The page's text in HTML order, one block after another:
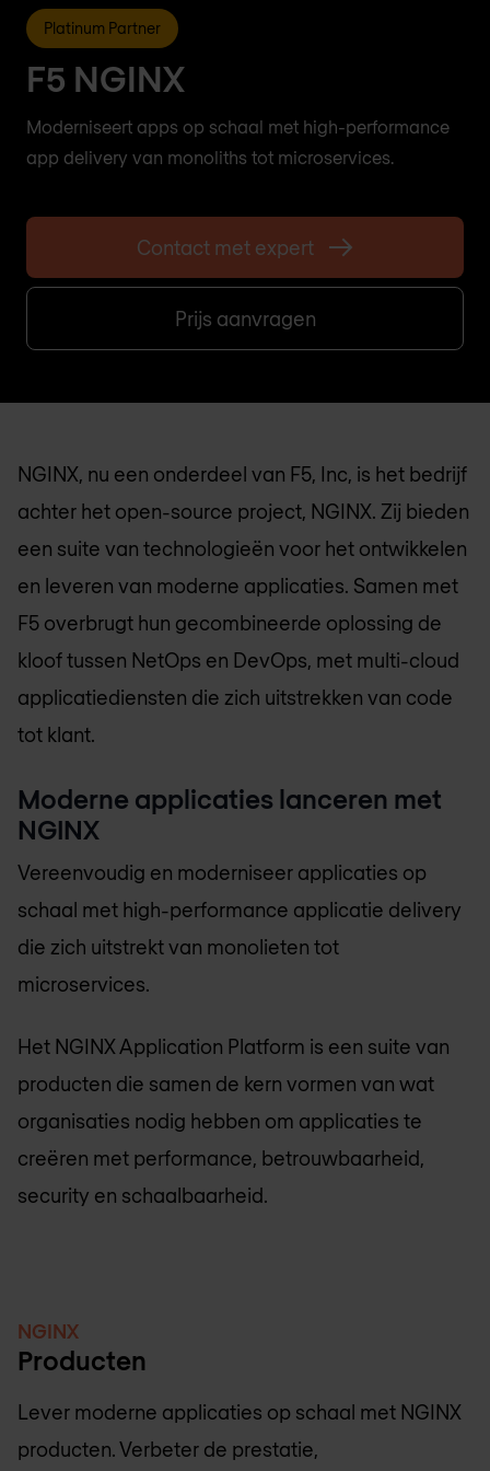
Platinum Partner
F5 NGINX
Moderniseert apps op schaal met high-performance
app delivery van monoliths tot microservices.
Contact met expert
Prijs aanvragen
NGINX, nu een onderdeel van F5, Inc, is het bedrijf
achter het open-source project, NGINX. Zij bieden
een suite van technologieën voor het ontwikkelen
en leveren van moderne applicaties. Samen met
F5 overbrugt hun gecombineerde oplossing de
kloof tussen NetOps en DevOps, met multi-cloud
applicatiediensten die zich uitstrekken van code
tot klant.
Moderne applicaties lanceren met
NGINX
Vereenvoudig en moderniseer applicaties op
schaal met high-performance applicatie delivery
die zich uitstrekt van monolieten tot
microservices.
Het NGINX Application Platform is een suite van
producten die samen de kern vormen van wat
organisaties nodig hebben om applicaties te
creëren met performance, betrouwbaarheid,
security en schaalbaarheid.
NGINX
Producten
Lever moderne applicaties op schaal met NGINX
producten. Verbeter de prestatie,